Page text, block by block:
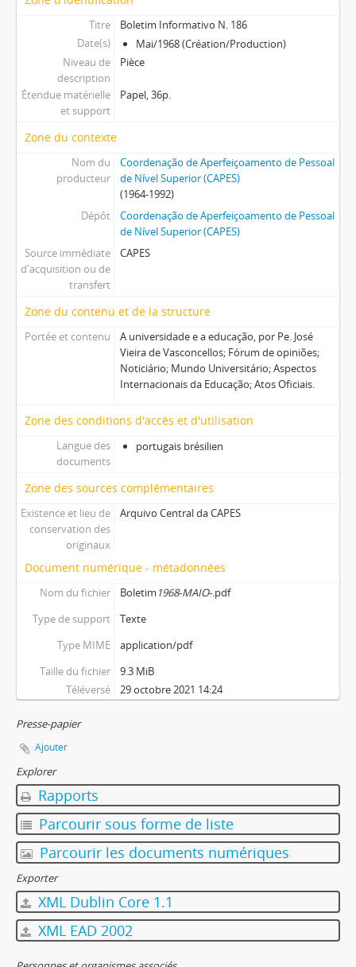
Titre
Boletim Informativo N. 186
Date(s)
Mai/1968 (Création/Production)
Niveau de
description
Pièce
Étendue matérielle
et support
Papel, 36p.
Zone du contexte
Nom du
producteur
Coordenação de Aperfeiçoamento de Pessoal
de Nível Superior (CAPES)
(1964-1992)
Dépôt
Coordenação de Aperfeiçoamento de Pessoal
de Nível Superior (CAPES)
Source immédiate
d'acquisition ou de
transfert
CAPES
Zone du contenu et de la structure
Portée et contenu
A universidade e a educação, por Pe. José
Vieira de Vasconcellos; Fórum de opiniões;
Noticiário; Mundo Universitário; Aspectos
Internacionais da Educação; Atos Oficiais.
Zone des conditions d'accès et d'utilisation
Langue des
documents
portugais brésilien
Zone des sources complémentaires
Existence et lieu de
conservation des
originaux
Arquivo Central da CAPES
Document numérique - métadonnées
Nom du fichier Boletim 1968-MAIO-.pdf
Type de support
Texte
Type MIME
application/pdf
Taille du fichier
9.3 MiB
Téléversé
29 octobre 2021 14:24
Presse-papier
Ajouter
Explorer
Rapports
Parcourir sous forme de liste
Parcourir les documents numériques
Exporter
XML Dublin Core 1.1
XML EAD 2002